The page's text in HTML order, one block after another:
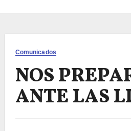
Comunicados
NOS
ANTE LAS